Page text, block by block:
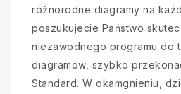
różnorodne diagramy na
poszukujecie Państwo
niezawodnego programu do
diagramów, szybko
Standard. W okamgnieniu,